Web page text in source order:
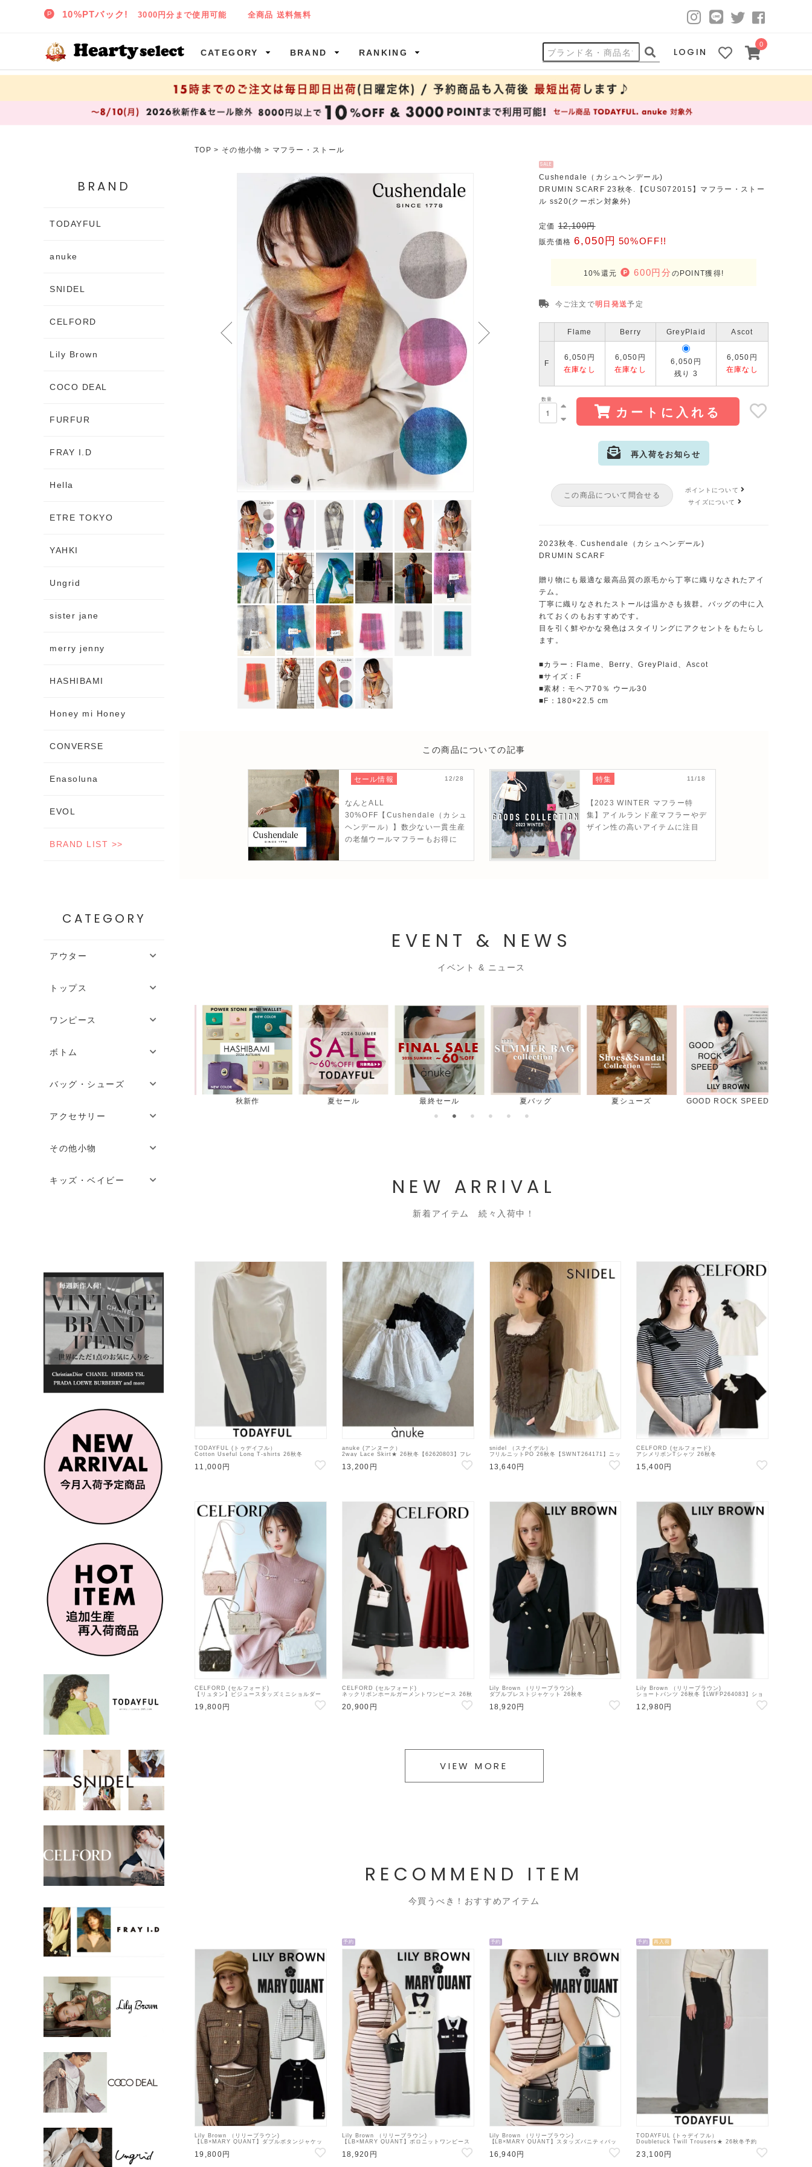
CATEGORY BRAND RANKING LOGIN
0
TOP > その他小物 > マフラー・ストール
SALE
Cushendale（カシュヘンデール)
DRUMIN SCARF 23秋冬.【CUS072015】マフラー・ストー
ル ss20(クーポン対象外)
定価 12,100円
販売価格 6,050円 50%OFF!!
10%還元 600円分 のPOINT獲得!
今ご注文で明日発送予定
Flame Berry GreyPlaid Ascot
F
6,050円
在庫なし
6,050円
在庫なし
6,050円
残り 3
6,050円
在庫なし
数量
カートに入れる
再入荷をお知らせ
サイズ:F カラー: Berry
この商品について問合せる
ポイントについて
サイズについて
2023秋冬. Cushendale（カシュヘンデール)
DRUMIN SCARF
贈り物にも最適な最高品質の原毛から丁寧に織りなされたアイ
テム。
丁寧に織りなされたストールは温かさも抜群。バッグの中に入
れておくのもおすすめです。
目を引く鮮やかな発色はスタイリングにアクセントをもたらし
ます。
■カラー：Flame、Berry、GreyPlaid、Ascot
■サイズ：F
■素材：モヘア70％ ウール30
■F：180×22.5 cm
この商品についての記事
セール情報 12/28
なんとALL
30%OFF【Cushendale（カシュ
ヘンデール）】数少ない一貫生産
の老舗ウールマフラーもお得に
特集 11/18
【2023 WINTER マフラー特
集】アイルランド産マフラーやデ
ザイン性の高いアイテムに注目
EVENT & NEWS
イベント & ニュース
夏セール 最終セール 夏バッグ 夏シューズ GOOD ROCK SPEED デニムコレクション
NEW ARRIVAL
新着アイテム 続々入荷中！
TODAYFUL (トゥデイフル）
Cotton Useful Long T-shirts 26秋冬
11,000円
anuke (アンヌーク）
2way Lace Skirt★ 26秋冬【62620803】フレ
13,200円
snidel （スナイデル）
フリルニットPO 26秋冬【SWNT264171】ニッ
13,640円
CELFORD (セルフォード)
アシメリボンTシャツ 26秋冬
15,400円
CELFORD (セルフォード)
【リュタン】ビジュースタッズミニショルダー
26秋冬【CWGB264549】ハンド・ショルダー
バッグ
19,800円
CELFORD (セルフォード)
ネックリボンホールガーメントワンピース 26秋
20,900円
Lily Brown （リリーブラウン)
ダブルブレストジャケット 26秋冬
18,920円
Lily Brown （リリーブラウン)
ショートパンツ 26秋冬【LWFP264083】ショ
12,980円
VIEW MORE
RECOMMEND ITEM
今買うべき！おすすめアイテム
Lily Brown （リリーブラウン)
【LB×MARY QUANT】ダブルボタンジャケッ
19,800円
予約
Lily Brown （リリーブラウン)
【LB×MARY QUANT】ポロニットワンピース
26秋冬予約【LWNO264110】フレアワンピース
入荷予定 : 8月中旬～
18,920円
予約
Lily Brown （リリーブラウン)
【LB×MARY QUANT】スタッズバニティバッ
グ 26秋冬予約【LWGB264343】ハンド・ショ
ルダーバッグ 入荷予定 : 8月中旬～
16,940円
予約 再入荷
TODAYFUL (トゥデイフル）
Doubletuck Twill Trousers★ 26秋冬予約
【12310722 12620714 】パンツ 入荷時期：8
月中旬~
23,100円
BRAND
TODAYFUL
anuke
SNIDEL
CELFORD
Lily Brown
COCO DEAL
FURFUR
FRAY I.D
Hella
ETRE TOKYO
YAHKI
Ungrid
sister jane
merry jenny
HASHIBAMI
Honey mi Honey
CONVERSE
Enasoluna
EVOL
BRAND LIST >>
CATEGORY
アウター
トップス
ワンピース
ボトム
バッグ・シューズ
アクセサリー
その他小物
キッズ・ベイビー